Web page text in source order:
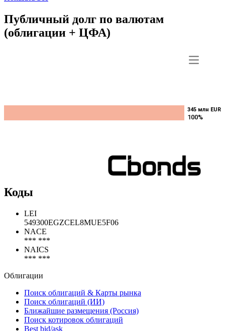
Публичный долг по валютам
(облигации + ЦФА)
345 млн EUR
100%
345 млн EUR
100%
Коды
LEI
549300EGZCEL8MUE5F06
NACE
*** ***
NAICS
*** ***
Облигации
Поиск облигаций & Карты рынка
Поиск облигаций (ИИ)
Ближайшие размещения (Россия)
Поиск котировок облигаций
Best bid/ask